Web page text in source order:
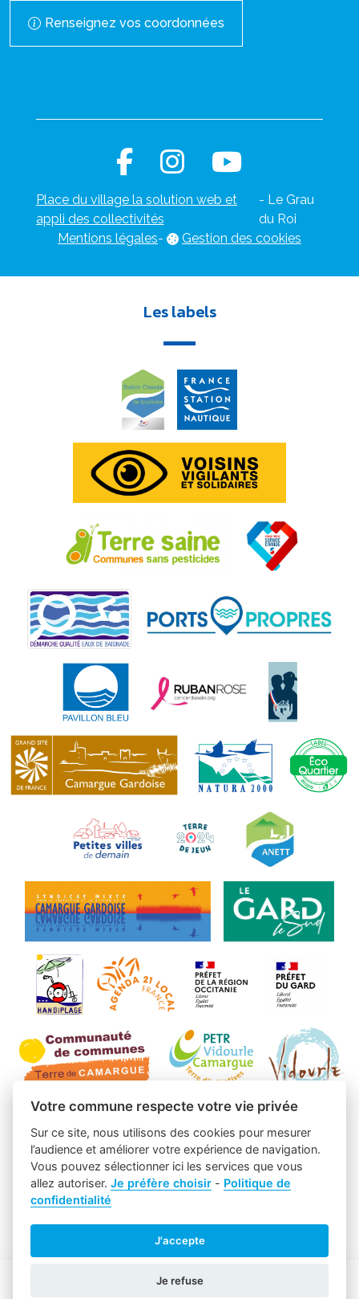
Renseignez vos coordonnées
Place du village la solution web et
appli des collectivités
- Le Grau
du Roi
Mentions légales- Gestion des cookies
Les labels
Votre commune respecte votre vie privée
Sur ce site, nous utilisons des cookies pour mesurer
l’audience et améliorer votre expérience de navigation.
Vous pouvez sélectionner ici les services que vous
allez autoriser.Je préfère choisir - Politique de
confidentialité
J'accepte
Je refuse